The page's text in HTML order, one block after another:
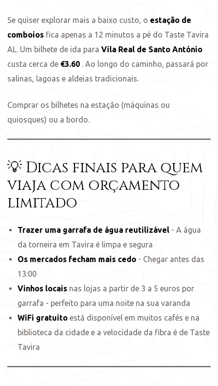
Se quiser explorar mais a baixo custo, o estação de
comboios fica apenas a 12 minutos a pé do Taste Tavira
AL. Um bilhete de ida para Vila Real de Santo António
custa cerca de €3.60 . Ao longo do caminho, passará por
salinas, lagoas e aldeias tradicionais.
Comprar os bilhetes na estação (máquinas ou
quiosques) ou a bordo.
💡 Dicas finais para quem
viaja com orçamento
limitado
Trazer uma garrafa de água reutilizável- A água
da torneira em Tavira é limpa e segura
Os mercados fecham mais cedo- Chegar antes das
13:00
Vinhos locaisnas lojas a partir de 3 a 5 euros por
garrafa - perfeito para uma noite na sua varanda
WiFi gratuitoestá disponível em muitos cafés e na
biblioteca da cidade e a velocidade da fibra é de Taste
Tavira